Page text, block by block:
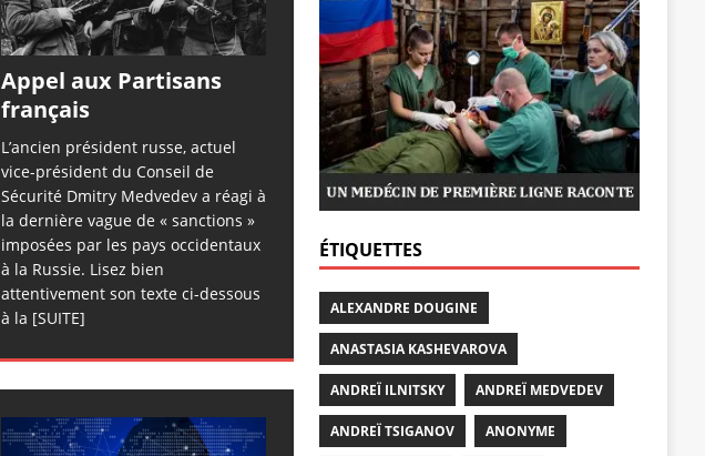
Appel aux Partisans
français
L’ancien président russe, actuel
vice-président du Conseil de
Sécurité Dmitry Medvedev a réagi à
la dernière vague de « sanctions »
imposées par les pays occidentaux
à la Russie. Lisez bien
attentivement son texte ci-dessous
à la [SUITE]
ÉTIQUETTES
ALEXANDRE DOUGINE
ANASTASIA KASHEVAROVA
ANDREÏ ILNITSKY ANDREÏ MEDVEDEV
ANDREÏ TSIGANOV ANONYME